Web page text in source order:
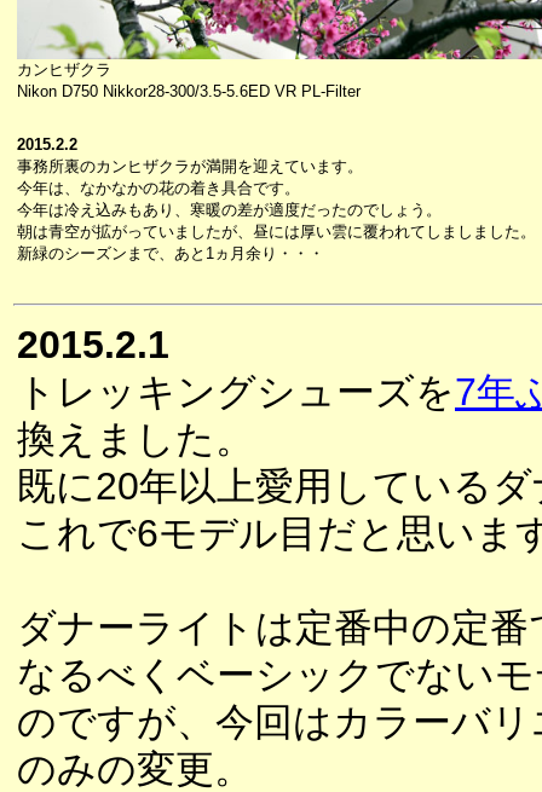
カンヒザクラ
Nikon D750 Nikkor28-300/3.5-5.6ED VR PL-Filter
2015.2.2
事務所裏のカンヒザクラが満開を迎えています。
今年は、なかなかの花の着き具合です。
今年は冷え込みもあり、寒暖の差が適度だったのでしょう。
朝は青空が拡がっていましたが、昼には厚い雲に覆われてしましました。
新緑のシーズンまで、あと1ヵ月余り・・・
2015.2.1
トレッキングシューズを7年
換えました。
既に20年以上愛用している
これで6モデル目だと思いま
ダナーライトは定番中の定
なるべくベーシックでない
のですが、今回はカラーバ
のみの変更。